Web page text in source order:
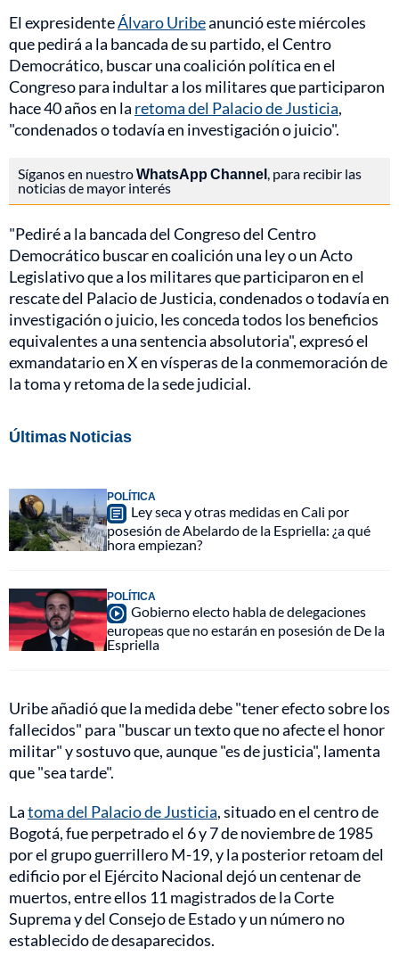
El expresidenteÁlvaro Uribeanunció este miércoles
que pedirá a la bancada de su partido, el Centro
Democrático, buscar una coalición política en el
Congreso para indultar a los militares que participaron
hace 40 años en la retoma del Palacio de Justicia,
"condenados o todavía en investigación o juicio".
Síganos en nuestroWhatsApp Channel , para recibir las
noticias de mayor interés
"Pediré a la bancada del Congreso del Centro
Democrático buscar en coalición una ley o un Acto
Legislativo que a los militares que participaron en el
rescate del Palacio de Justicia, condenados o todavía en
investigación o juicio, les conceda todos los beneficios
equivalentes a una sentencia absolutoria", expresó el
exmandatario en X en vísperas de la conmemoración de
la toma y retoma de la sede judicial.
Últimas Noticias
POLÍTICA
Ley seca y otras medidas en Cali por
posesión de Abelardo de la Espriella: ¿a qué
hora empiezan?
POLÍTICA
Gobierno electo habla de delegaciones
europeas que no estarán en posesión de De la
Espriella
Uribe añadió que la medida debe "tener efecto sobre los
fallecidos" para "buscar un texto que no afecte el honor
militar" y sostuvo que, aunque "es de justicia", lamenta
que "sea tarde".
Latoma del Palacio de Justicia, situado en el centro de
Bogotá, fue perpetrado el 6 y 7 de noviembre de 1985
por el grupo guerrillero M-19, y la posterior retoam del
edificio por el Ejército Nacional dejó un centenar de
muertos, entre ellos 11 magistrados de la Corte
Suprema y del Consejo de Estado y un número no
establecido de desaparecidos.